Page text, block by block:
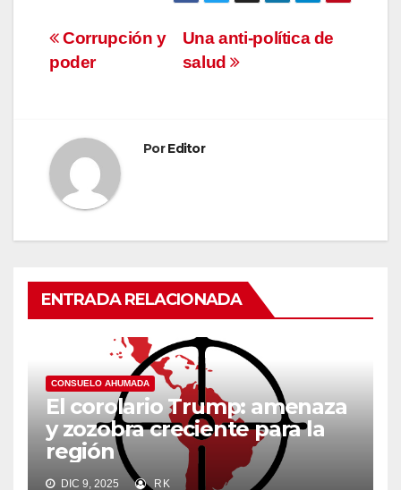
Navegación
de
Una anti-política de
salud
Corrupción y
poder
PorEditor
ENTRADA RELACIONADA
CONSUELO AHUMADA
El corolario Trump: amenaza
y zozobra creciente para la
región
DIC 9, 2025 RK